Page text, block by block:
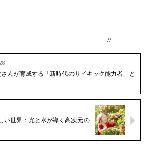
//
んが育成する「新時代のサイキック能力者」と
い世界：光と水が導く高次元の